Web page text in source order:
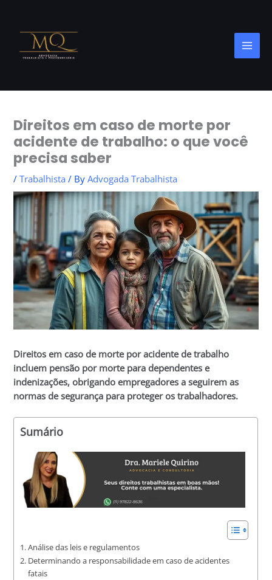
content
Direitos em caso de morte por
acidente de trabalho: o que você
precisa saber
/Trabalhista / ByAdvogada Trabalhista
Direitos em caso de morte por acidente de trabalho
incluem pensão por morte para dependentes e
indenizações, obrigando empregadores a seguirem as
normas de segurança para proteger os trabalhadores.
Sumário
Análise das leis e regulamentos
Determinando a responsabilidade em caso de acidentes
fatais